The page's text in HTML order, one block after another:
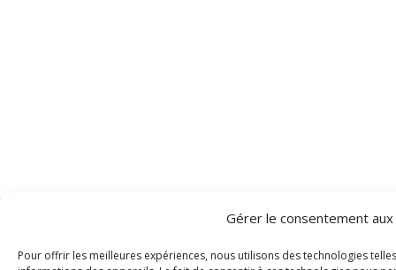
Gérer le consentement
Pour offrir les meilleures expériences, nous utilisons des technologies